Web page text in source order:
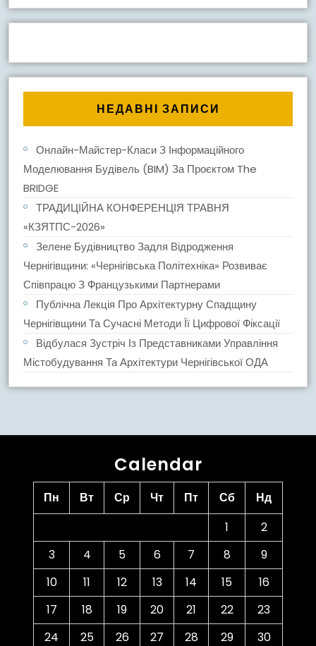
НЕДАВНІ ЗАПИСИ
Онлайн-Майстер-Класи З Інформаційного
Моделювання Будівель (BIM) За Проєктом The
BRIDGE
ТРАДИЦІЙНА КОНФЕРЕНЦІЯ ТРАВНЯ
«КЗЯТПС-2026»
Зелене Будівництво Задля Відродження
Чернігівщини: «Чернігівська Політехніка» Розвиває
Співпрацю З Французькими Партнерами
Публічна Лекція Про Архітектурну Спадщину
Чернігівщини Та Сучасні Методи Її Цифрової Фіксації
Відбулася Зустріч Із Представниками Управління
Містобудування Та Архітектури Чернігівської ОДА
Calendar
Пн Вт Ср Чт Пт Сб
Нд
1
2
3
4 5 6 7 8
9
10
11 12 13 14 15
16
17
18 19 20 21 22
23
24
25 26 27 28 29
30